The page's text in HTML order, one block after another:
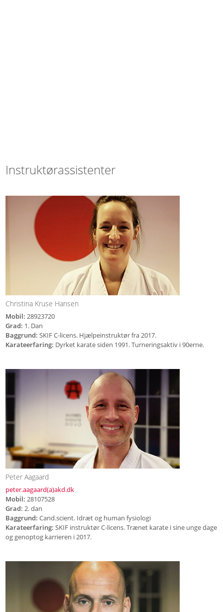
Instruktørassistenter
Christina Kruse Hansen
Mobil: 28923720
Grad: 1. Dan
Baggrund: SKIF C-licens. Hjælpeinstruktør fra 2017.
Karateerfaring: Dyrket karate siden 1991. Turneringsaktiv i 90erne.
Peter Aagaard
peter.aagaard(a)akd.dk
Mobil: 28107528
Grad: 2.dan
Baggrund: Cand.scient. Idræt og human fysiologi
Karateerfaring: SKIF instruktør C-licens. Trænet karate i sine unge dage
og genoptog karrieren i 2017.